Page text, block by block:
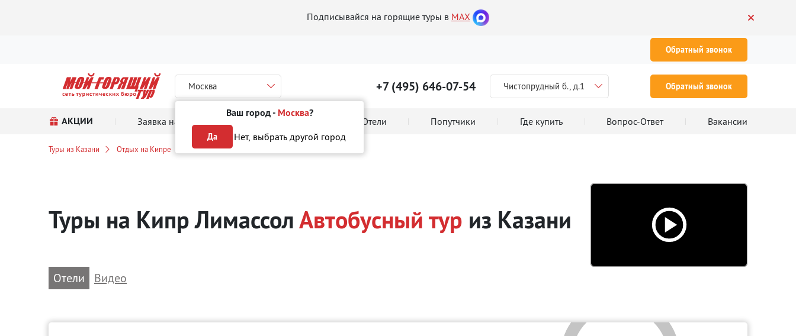
Подписывайся на горящие туры в MAX
Обратный звонок
Москва
Ваш город - Москва?
Да Нет, выбрать другой город
+7 (495) 646-07-54 Чистопрудный б., д.1 Обратный звонок
АКЦИИ Заявка на тур Поиск тура онлайн Отели Попутчики Где купить Вопрос-Ответ Вакансии
Туры из Казани Отдых на Кипре Лимассол
Туры на Кипр ЛимассолАвтобусный тур из Казани
Отели Видео